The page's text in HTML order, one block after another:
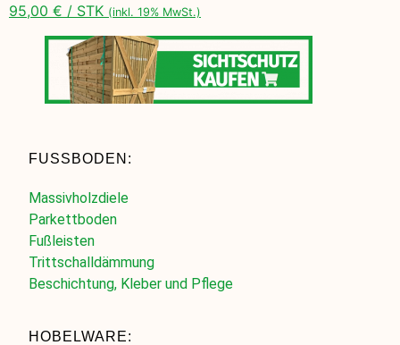
95,00 € / STK (inkl. 19% MwSt.)
FUSSBODEN:
Massivholzdiele
Parkettboden
Fußleisten
Trittschalldämmung
Beschichtung, Kleber und Pflege
HOBELWARE: